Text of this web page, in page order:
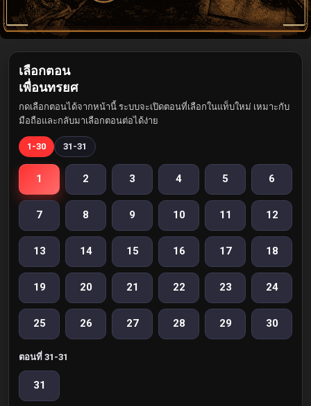
เลือกตอน
เพื่อนทรยศ
กดเลือกตอนได้จากหน้านี้ ระบบจะเปิดตอนที่เลือกในแท็บใหม่ เหมาะกับ
มือถือและกลับมาเลือกตอนต่อได้ง่าย
1-30 31-31
1 2 3 4 5 6
7 8 9 10 11 12
13 14 15 16 17 18
19 20 21 22 23 24
25 26 27 28 29 30
ตอนที่ 31-31
31